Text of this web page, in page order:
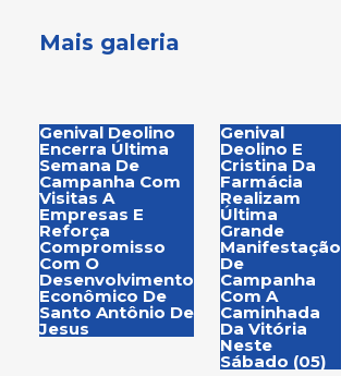
Mais galeria
Genival Deolino
Encerra Última
Semana De
Campanha Com
Visitas A
Empresas E
Reforça
Compromisso
Com O
Desenvolvimento
Econômico De
Santo Antônio De
Jesus
Genival
Deolino E
Cristina Da
Farmácia
Realizam
Última
Grande
Manifestação
De
Campanha
Com A
Caminhada
Da Vitória
Neste
Sábado (05)